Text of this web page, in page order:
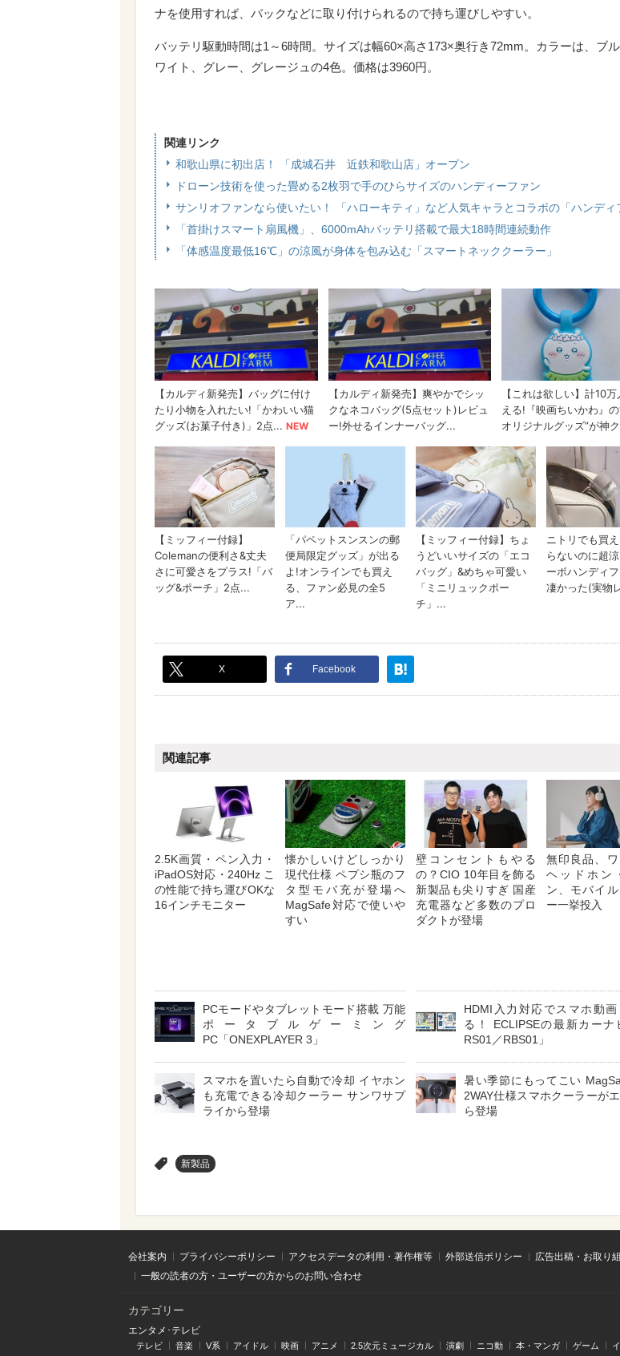
ナを使用すれば、バックなどに取り付けられるので持ち運びしやすい。
バッテリ駆動時間は1～6時間。サイズは幅60×高さ173×奥行き72mm。カラーは、ブ
ワイト、グレー、グレージュの4色。価格は3960円。
関連リンク
和歌山県に初出店！ 「成城石井 近鉄和歌山店」オープン
ドローン技術を使った畳める2枚羽で手のひらサイズのハンディーファン
サンリオファンなら使いたい！ 「ハローキティ」など人気キャラとコラボの「ハンディ
「首掛けスマート扇風機」、6000mAhバッテリ搭載で最大18時間連続動作
「体感温度最低16℃」の涼風が身体を包み込む「スマートネッククーラー」
X Facebook
関連記事
2.5K画質・ペン入力・
iPadOS対応・240Hz こ
の性能で持ち運びOKな
16インチモニター
懐かしいけどしっかり
現代仕様 ペプシ瓶のフ
タ型モバ充が登場へ
MagSafe対応で使いや
すい
壁コンセントもやる
の？CIO 10年目を飾る
新製品も尖りすぎ 国産
充電器など多数のプロ
ダクトが登場
無印良品、
ヘッドホン
ン、モバイ
ー一挙投入
PCモードやタブレットモード搭載 万能
ポータブルゲーミング
PC「ONEXPLAYER 3」
HDMI入力対応でスマホ動
る！ ECLIPSEの最新カーナ
RS01／RBS01」
スマホを置いたら自動で冷却 イヤホン
も充電できる冷却クーラー サンワサプ
ライから登場
暑い季節にもってこい
2WAY仕様スマホクーラーが
ら登場
新製品
会社案内 プライバシーポリシー アクセスデータの利用・著作権等 外部送信ポリシー
広告出稿・お取り
一般の読者の方・ユーザーの方からのお問い合わせ
カテゴリー
エンタメ･テレビ
テレビ 音楽 V系 アイドル 映画 アニメ 2.5次元ミュージカル 演劇 ニコ動 本・マンガ ゲーム